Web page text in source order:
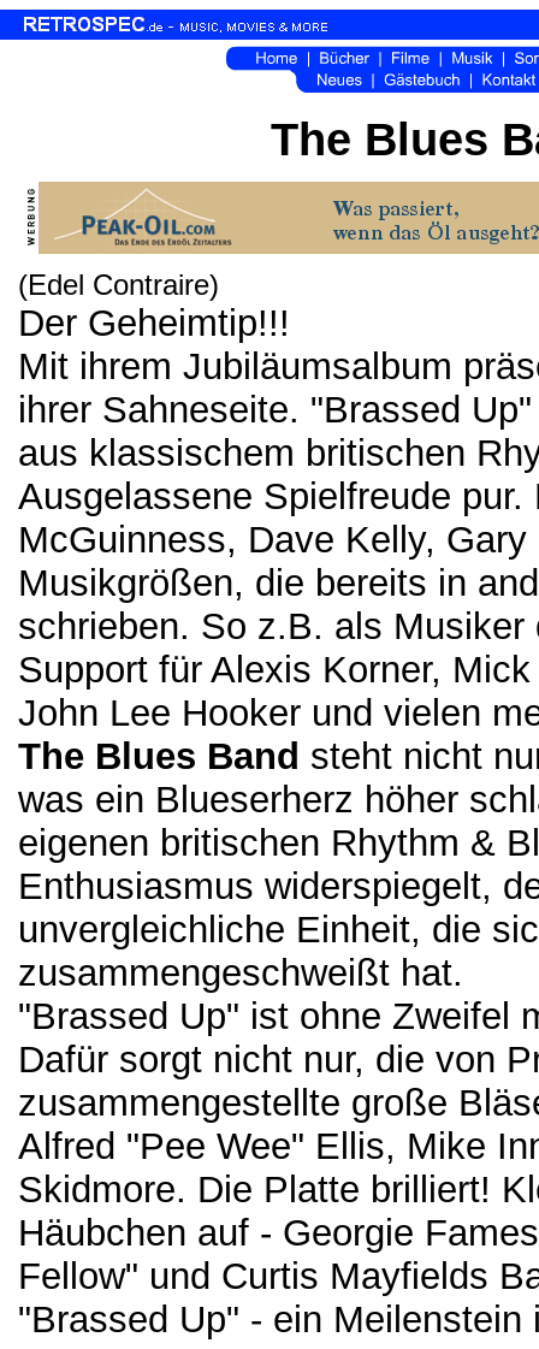
The Blues
(Edel Contraire)
Der Geheimtip!!!
Mit ihrem Jubiläumsalbum
ihrer Sahneseite. "Brassed
aus klassischem britischen
Ausgelassene Spielfreude
McGuinness, Dave Kelly,
Musikgrößen, die bereits in
schrieben. So z.B. als
Support für Alexis Korner,
John Lee Hooker und vielen
The Blues Band steht nicht
was ein Blueserherz höher
eigenen britischen Rhythm &
Enthusiasmus widerspiegelt,
unvergleichliche Einheit, die
zusammengeschweißt hat.
"Brassed Up" ist ohne Zweifel
Dafür sorgt nicht nur, die von
zusammengestellte große
Alfred "Pee Wee" Ellis, Mike
Skidmore. Die Platte brilliert!
Häubchen auf - Georgie
Fellow" und Curtis Mayfields
"Brassed Up" - ein